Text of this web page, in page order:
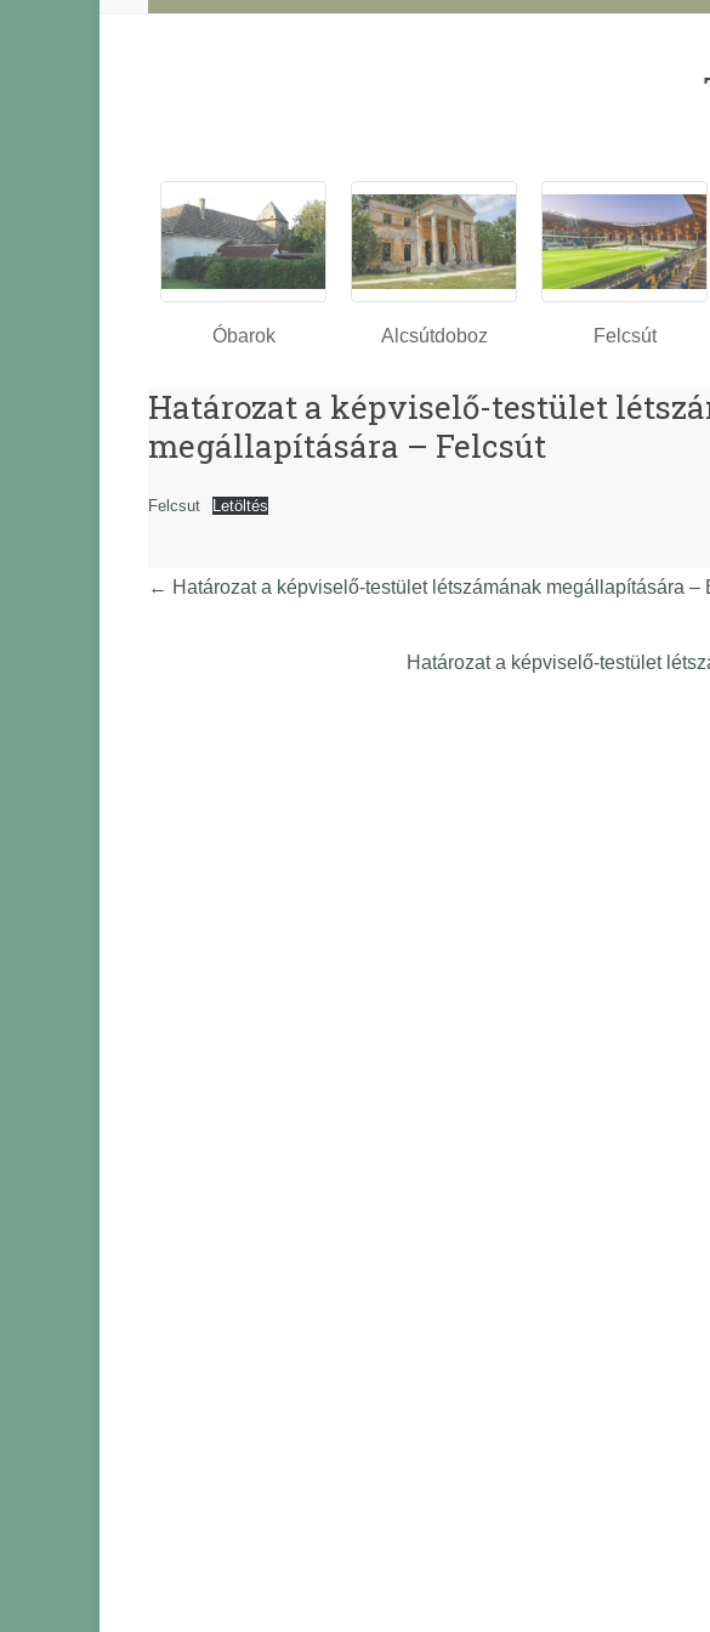
Óbarok Alcsútdoboz Felcsút
Határozat a képviselő-testület
megállapítására – Felcsút
Felcsut Letöltés
← Határozat a képviselő-testület létszámának megállapítására –
Határozat a képviselő-testület